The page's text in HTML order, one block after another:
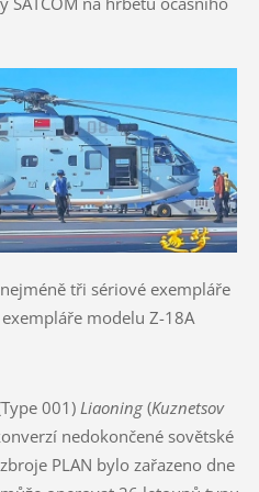
tři sériové exempláře
modelu Z-18A
001) Liaoning (Kuznetsov
nedokončené sovětské
PLAN bylo zařazeno dne